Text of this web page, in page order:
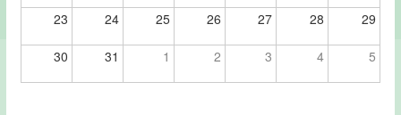
23 24 25 26 27 28 29
30 31 1 2 3 4 5